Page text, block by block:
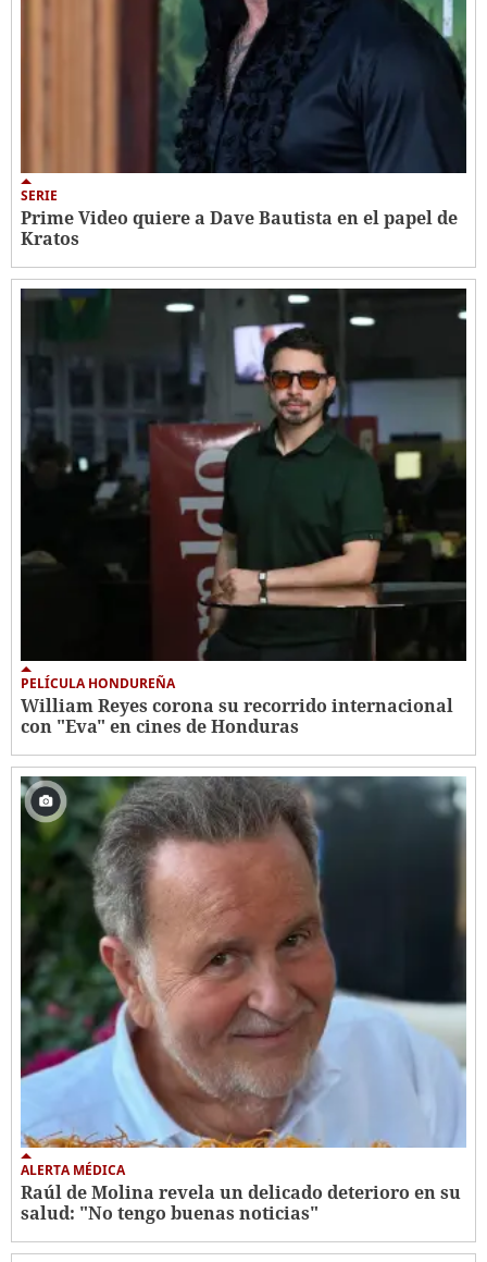
SERIE
Prime Video quiere a Dave Bautista en el papel de
Kratos
PELÍCULA HONDUREÑA
William Reyes corona su recorrido internacional
con "Eva" en cines de Honduras
ALERTA MÉDICA
Raúl de Molina revela un delicado deterioro en su
salud: "No tengo buenas noticias"